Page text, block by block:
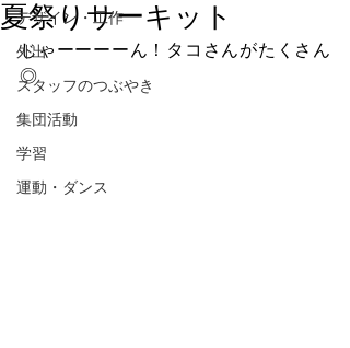
デザイン・工作
外出
スタッフのつぶやき
集団活動
学習
運動・ダンス
夏祭りサーキット
じゃーーーーん！タコさんがたくさん
◎